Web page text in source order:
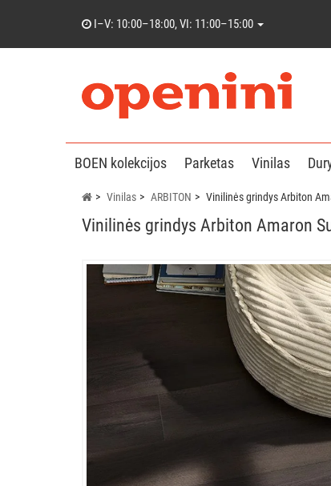
I–V: 10:00–18:00, VI: 11:00–15:00
BOEN kolekcijos Parketas Vinilas
Vinilas ARBITON Vinilinės grindys Arbiton
Vinilinės grindys Arbiton Amaron